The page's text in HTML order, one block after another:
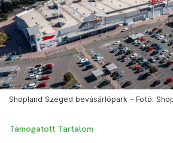
Shopland Szeged bevásárlópark – Fotó:
Támogatott Tartalom